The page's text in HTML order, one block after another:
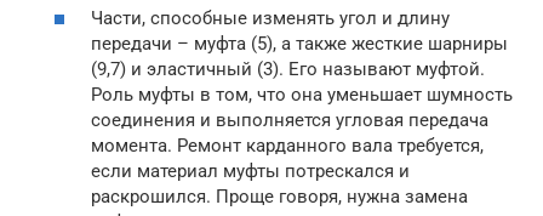
Части, способные изменять угол и длину
передачи – муфта (5), а также жесткие шарниры
(9,7) и эластичный (3). Его называют муфтой.
Роль муфты в том, что она уменьшает шумность
соединения и выполняется угловая передача
момента. Ремонт карданного вала требуется,
если материал муфты потрескался и
раскрошился. Проще говоря, нужна замена